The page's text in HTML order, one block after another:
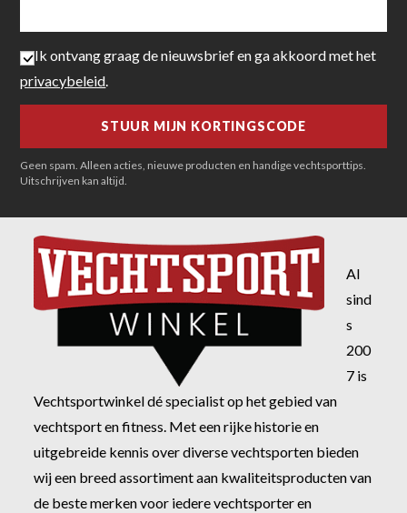
Ik ontvang graag de nieuwsbrief en ga akkoord met het
privacybeleid
Geen spam. Alleen acties, nieuwe producten en handige vechtsporttips.
Uitschrijven kan altijd.
Al
sind
s
200
7 is
Vechtsportwinkel dé specialist op het gebied van
vechtsport en fitness. Met een rijke historie en
uitgebreide kennis over diverse vechtsporten bieden
wij een breed assortiment aan kwaliteitsproducten van
de beste merken voor iedere vechtsporter en